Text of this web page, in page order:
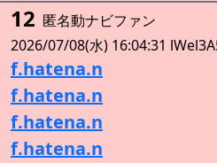
12 匿名動ナビファン
2026/07/08(水) 16:04:31
f.hatena.n
f.hatena.n
f.hatena.n
f.hatena.n